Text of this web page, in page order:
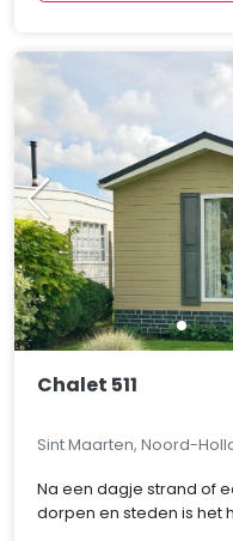
Chalet 511
Sint Maarten, Noord-
Na een dagje strand of
dorpen en steden is het